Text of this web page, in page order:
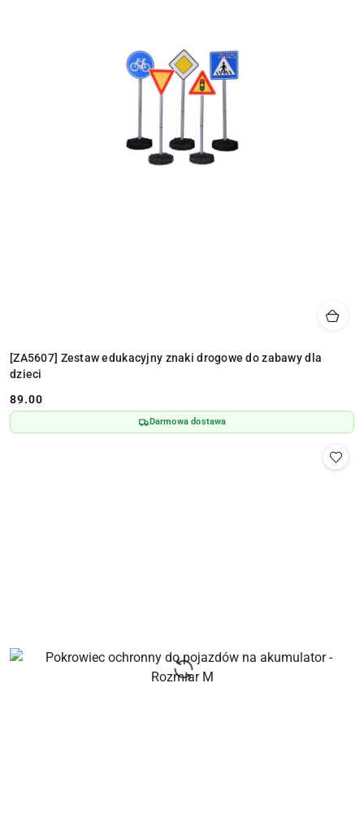
[ZA5607] Zestaw edukacyjny znaki drogowe do zabawy dla
dzieci
Cena:
89.00
Darmowa dostawa